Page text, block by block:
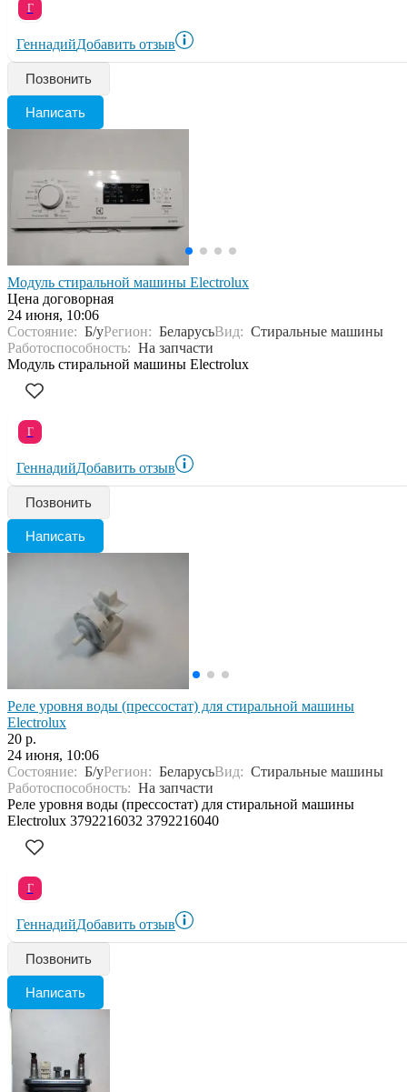
Г
ГеннадийДобавить отзыв
Позвонить
Написать
Модуль стиральной машины Electrolux
Цена договорная
24 июня, 10:06
Состояние: Б/уРегион: БеларусьВид: Стиральные машины
Работоспособность: На запчасти
Модуль стиральной машины Electrolux
Г
ГеннадийДобавить отзыв
Позвонить
Написать
Реле уровня воды (прессостат) для стиральной машины
Electrolux
20 р.
24 июня, 10:06
Состояние: Б/уРегион: БеларусьВид: Стиральные машины
Работоспособность: На запчасти
Реле уровня воды (прессостат) для стиральной машины
Electrolux 3792216032 3792216040
Г
ГеннадийДобавить отзыв
Позвонить
Написать